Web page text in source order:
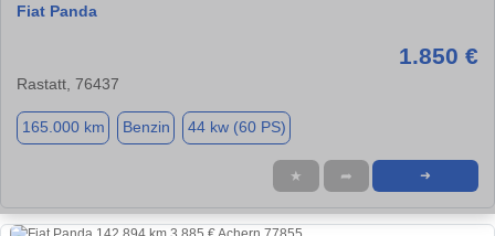
Fiat Panda
1.850 €
Rastatt, 76437
165.000 km Benzin 44 kw (60 PS)
★ ➦ ➜